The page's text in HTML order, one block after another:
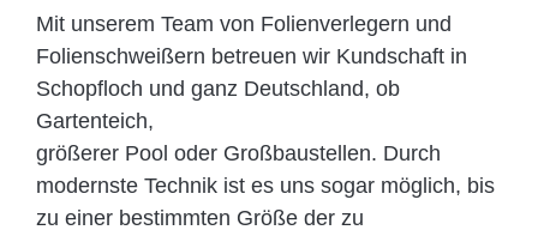
Mit unserem Team von Folienverlegern und
Folien­schweißern betreuen wir Kundschaft in
Schopfloch und ganz Deutschland, ob
Gartenteich,
größerer Pool oder Großbaustellen. Durch
modernste Technik ist es uns sogar möglich, bis
zu einer bestimmten Größe der zu